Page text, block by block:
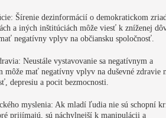
Šírenie dezinformácií o demokratickom
a iných inštitúciách môže viesť k zníženej
negatívny vplyv na občiansku spoločnosť.
Neustále vystavovanie sa negatívnym a
môže mať negatívny vplyv na duševné zdravie
depresiu a pocit bezmocnosti.
myslenia: Ak mladí ľudia nie sú schopní
prijímajú, sú náchylnejší k manipulácii a